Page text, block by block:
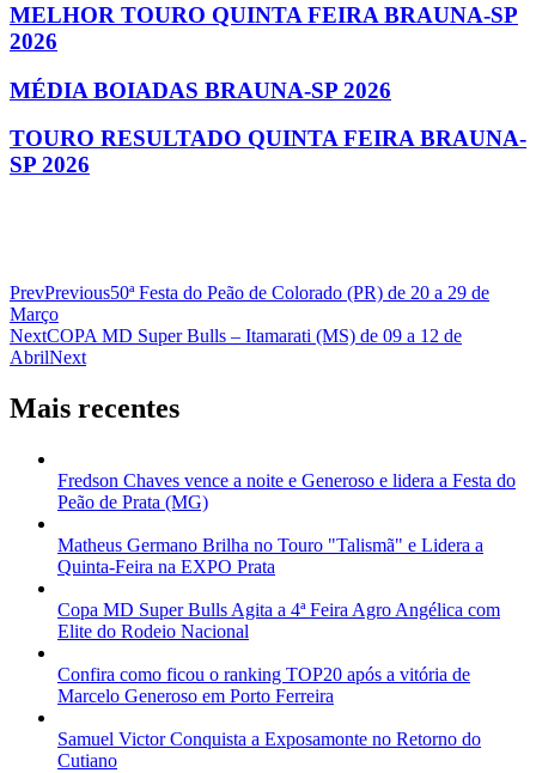
MELHOR TOURO QUINTA FEIRA BRAUNA-SP
2026
MÉDIA BOIADAS BRAUNA-SP 2026
TOURO RESULTADO QUINTA FEIRA BRAUNA-
SP 2026
PrevPrevious50ª Festa do Peão de Colorado (PR) de 20 a 29 de
Março
NextCOPA MD Super Bulls – Itamarati (MS) de 09 a 12 de
AbrilNext
Mais recentes
Fredson Chaves vence a noite e Generoso e lidera a Festa do
Peão de Prata (MG)
Matheus Germano Brilha no Touro "Talismã" e Lidera a
Quinta-Feira na EXPO Prata
Copa MD Super Bulls Agita a 4ª Feira Agro Angélica com
Elite do Rodeio Nacional
Confira como ficou o ranking TOP20 após a vitória de
Marcelo Generoso em Porto Ferreira
Samuel Victor Conquista a Exposamonte no Retorno do
Cutiano